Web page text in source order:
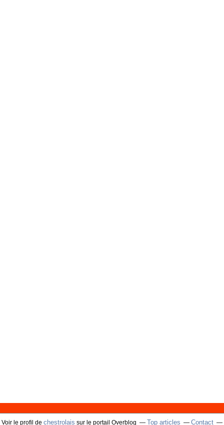
Voir le profil de chestrolais sur le portail Overblog Top articles Contact